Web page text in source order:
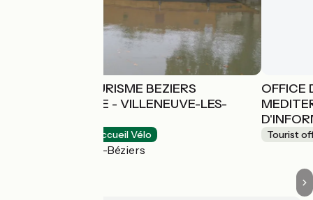
OFFICE DE TOURISME BEZIERS
MEDITERRANEE - VILLENEUVE-LES-
Accueil Vélo
Villeneuve-lès-Béziers
OFFICE
Tourist